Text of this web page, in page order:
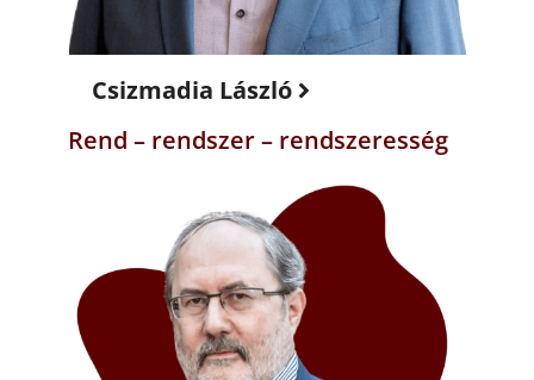
Csizmadia László
Rend – rendszer – rendszeresség